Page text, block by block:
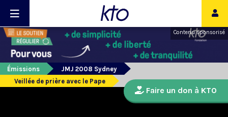
Contenu sponsorisé
Émissions
JMJ 2008 Sydney
Veillée de prière avec le Pape
Faire un don à KTO